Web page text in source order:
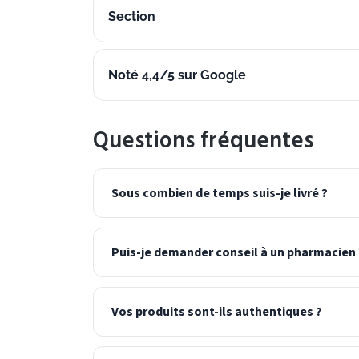
Section
Noté 4,4/5 sur Google
Questions fréquentes
Sous combien de temps suis-je livré ?
Puis-je demander conseil à un pharmacien
Vos produits sont-ils authentiques ?